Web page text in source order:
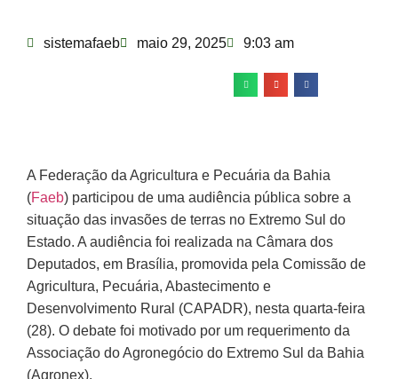
sistemafaeb maio 29, 2025 9:03 am
A Federação da Agricultura e Pecuária da Bahia
(Faeb) participou de uma audiência pública sobre a
situação das invasões de terras no Extremo Sul do
Estado. A audiência foi realizada na Câmara dos
Deputados, em Brasília, promovida pela Comissão de
Agricultura, Pecuária, Abastecimento e
Desenvolvimento Rural (CAPADR), nesta quarta-feira
(28). O debate foi motivado por um requerimento da
Associação do Agronegócio do Extremo Sul da Bahia
(Agronex).